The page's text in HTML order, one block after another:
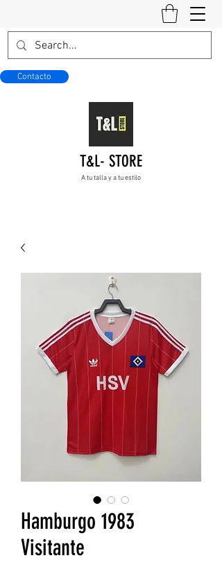
Contacto
T&L- STORE
A tu talla y a tu estilo
Hamburgo 1983
Visitante